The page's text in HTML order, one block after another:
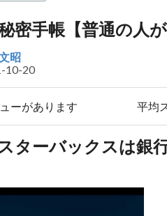
密手帳【普通の人
昭
10-20
ーがあります 平均
スターバックスは銀